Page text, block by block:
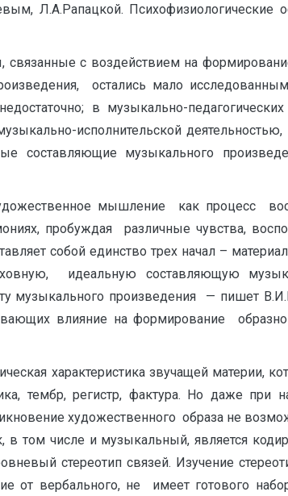
Л.А.Рапацкой. Психофизиологические
с воздействием на
остались мало
в музыкально-педагогических
исполнительской деятельностью,
составляющие музыкального
мышление как процесс
пробуждая различные чувства,
собой единство трех начал –
идеальную составляющую
музыкального произведения — пишет
влияние на формирование
характеристика звучащей материи,
тембр, регистр, фактура. Но даже при
художественного образа не
числе и музыкальный, является
стереотип связей. Изучение
от вербального, не имеет готового